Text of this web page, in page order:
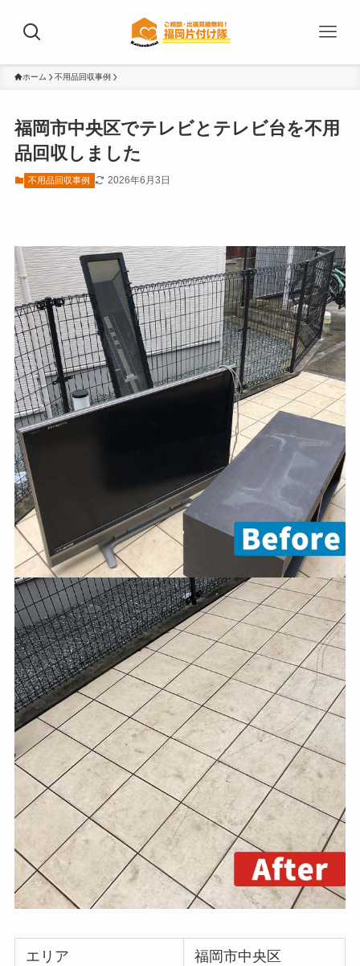
ホーム 不用品回収事例
福岡市中央区でテレビとテレビ台を不用
品回収しました
不用品回収事例 2026年6月3日
エリア 福岡市中央区